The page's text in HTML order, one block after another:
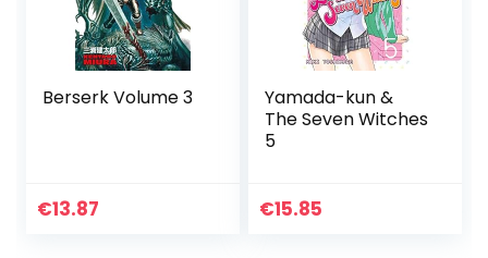
Berserk Volume 3
€13.87
Yamada-kun &
The Seven Witches
5
€15.85